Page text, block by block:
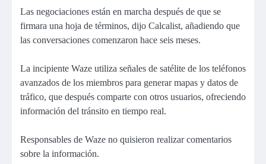
Las negociaciones están en marcha después de que se
firmara una hoja de términos, dijo Calcalist, añadiendo que
las conversaciones comenzaron hace seis meses.
La incipiente Waze utiliza señales de satélite de los teléfonos
avanzados de los miembros para generar mapas y datos de
tráfico, que después comparte con otros usuarios, ofreciendo
información del tránsito en tiempo real.
Responsables de Waze no quisieron realizar comentarios
sobre la información.